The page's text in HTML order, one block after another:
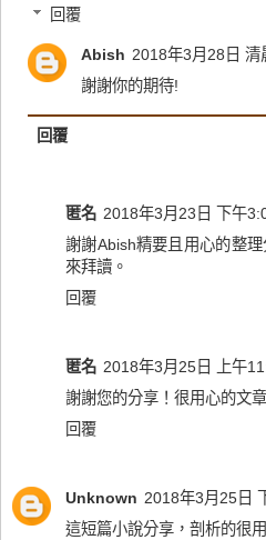
回覆
Abish 2018年3月28日 清
謝謝你的期待!
回覆
匿名 2018年3月23日 下午
謝謝Abish精要且用心的整
來拜讀。
回覆
匿名 2018年3月25日 上午
謝謝您的分享！很用心的文
回覆
Unknown 2018年3月25日
這短篇小說分享，剖析的很